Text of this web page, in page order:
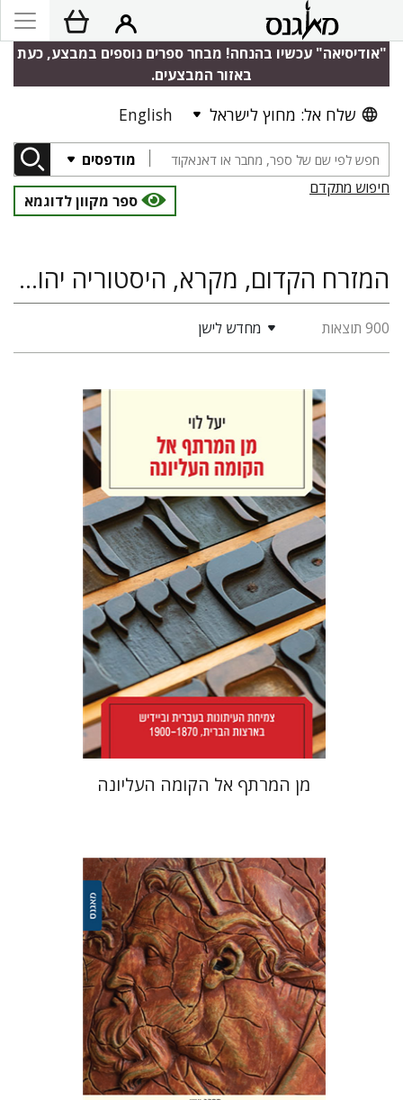
"אודיסיאה" עכשיו בהנחה! מבחר ספרים נוספים במבצע, כעת
באזור המבצעים.
שלח אל: מחוץ לישראל English
מודפסים
חיפוש מתקדם
ספר מקוון לדוגמא
המזרח הקדום, מקרא, היסטוריה יהודית, היסטוריה של ארץ ישראל ומדינת ישראל
900 תוצאות מחדש לישן
יעל לוי
הנחת אתר ספר מודפס
$42
$38
מן המרתף אל הקומה העליונה
אריאל קופילוביץ